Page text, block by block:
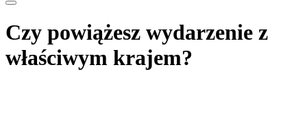
Czy powiążesz wydarzenie z
właściwym krajem?